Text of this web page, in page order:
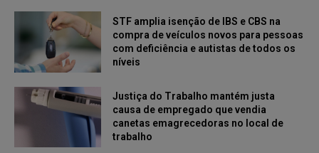
STF amplia isenção de IBS e CBS na
compra de veículos novos para pessoas
com deficiência e autistas de todos os
níveis
Justiça do Trabalho mantém justa
causa de empregado que vendia
canetas emagrecedoras no local de
trabalho